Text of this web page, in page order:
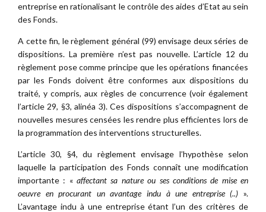
entreprise en rationalisant le contrôle des aides d’Etat au sein
des Fonds.
A cette fin, le règlement général (99) envisage deux séries de
dispositions. La première n’est pas nouvelle. L’article 12 du
règlement pose comme principe que les opérations financées
par les Fonds doivent être conformes aux dispositions du
traité, y compris, aux règles de concurrence (voir également
l’article 29, §3, alinéa 3). Ces dispositions s’accompagnent de
nouvelles mesures censées les rendre plus efficientes lors de
la programmation des interventions structurelles.
L’article 30, §4, du règlement envisage l’hypothèse selon
laquelle la participation des Fonds connaît une modification
importante : «affectant sa nature ou ses conditions de mise en
oeuvre en procurant un avantage indu à une entreprise (..) ».
L’avantage indu à une entreprise étant l’un des critères de